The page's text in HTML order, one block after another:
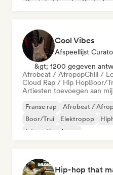
Rap in het Engels
Cool Vibes
Afspeellijst
&gt; 1200 gegeven
Afrobeat / AfropopChill /
Cloud Rap / Hip HopBoor/
Artiesten toevoegen aan
Franse rap Afrobeat /
Boor/Trui
Elektropop
Internationale rap
Hip-hop that